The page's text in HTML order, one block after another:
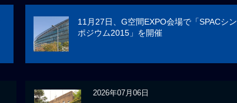
11月27日、G空間EXPO会場で「SPACシン
ポジウム2015」を開催
2026年07月06日